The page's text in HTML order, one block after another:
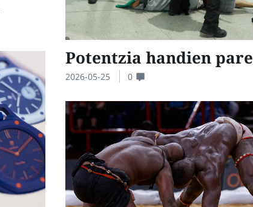
Potentzia handien pare
2026-05-25 0